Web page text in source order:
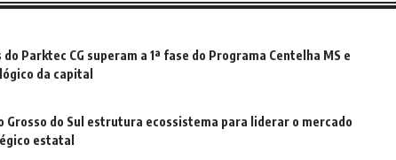
Parktec CG superam a 1ª fase do Programa Centelha MS e
da capital
Grosso do Sul estrutura ecossistema para liderar o mercado
estatal